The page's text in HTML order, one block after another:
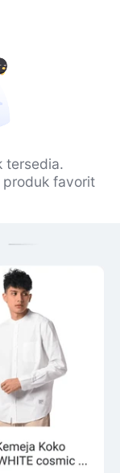
tersedia.
produk favorit